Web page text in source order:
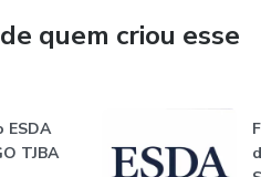
quem criou esse
ESDA
TJBA